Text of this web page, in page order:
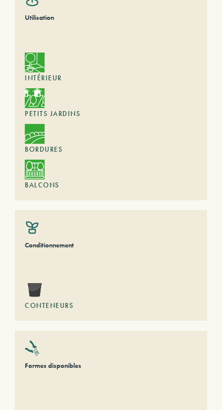
Utilisation
INTÉRIEUR
PETITS JARDINS
BORDURES
BALCONS
Conditionnement
CONTENEURS
Formes disponibles